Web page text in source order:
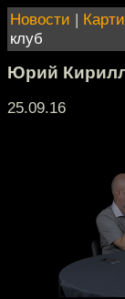
Новости |
клуб
Юрий
25.09.16